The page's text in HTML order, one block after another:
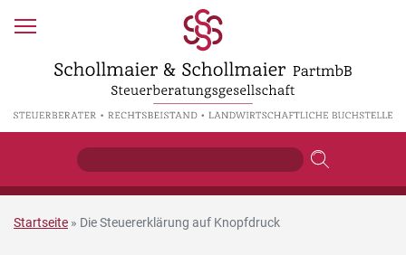
Startseite » Die Steuererklärung auf Knopfdruck